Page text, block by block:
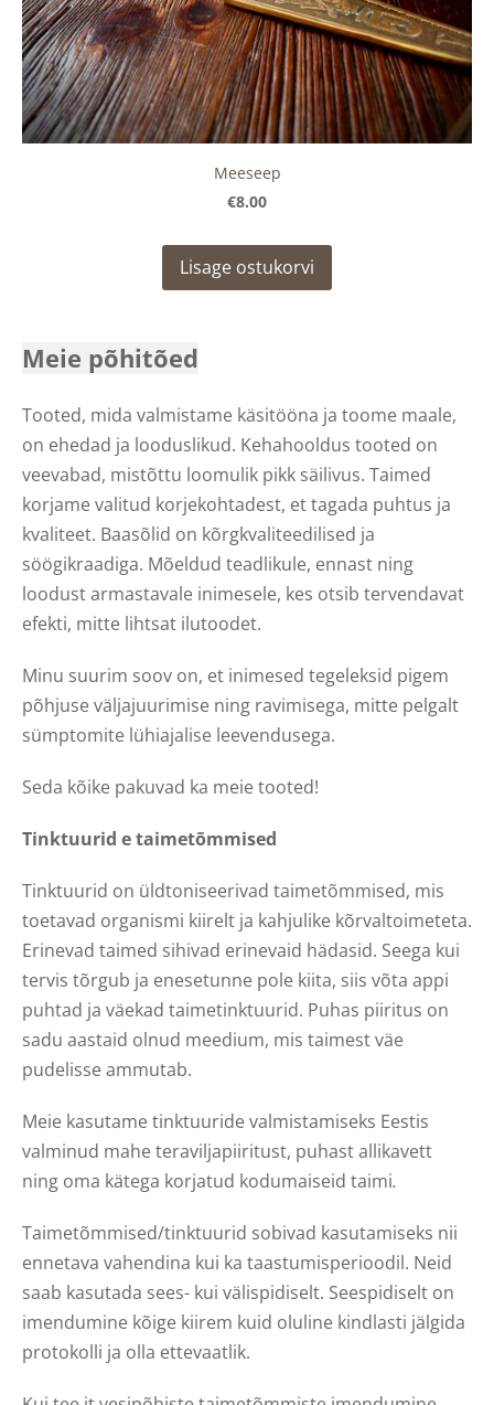
Meie põhitõed
Tooted, mida valmistame käsitööna ja toome maale,
on ehedad ja looduslikud. Kehahooldus tooted on
veevabad, mistõttu loomulik pikk säilivus. Taimed
korjame valitud korjekohtadest, et tagada puhtus ja
kvaliteet. Baasõlid on kõrgkvaliteedilised ja
söögikraadiga. Mõeldud teadlikule, ennast ning
loodust armastavale inimesele, kes otsib tervendavat
efekti, mitte lihtsat ilutoodet.
Minu suurim soov on, et inimesed tegeleksid pigem
põhjuse väljajuurimise ning ravimisega, mitte pelgalt
sümptomite lühiajalise leevendusega.
Seda kõike pakuvad ka meie tooted!
Tinktuurid e taimetõmmised
Tinktuurid on üldtoniseerivad taimetõmmised, mis
toetavad organismi kiirelt ja kahjulike kõrvaltoimeteta.
Erinevad taimed sihivad erinevaid hädasid. Seega kui
tervis tõrgub ja enesetunne pole kiita, siis võta appi
puhtad ja väekad taimetinktuurid. Puhas piiritus on
sadu aastaid olnud meedium, mis taimest väe
pudelisse ammutab.
Meie kasutame tinktuuride valmistamiseks Eestis
valminud mahe teraviljapiiritust, puhast allikavett
ning oma kätega korjatud kodumaiseid taimi.
Taimetõmmised/tinktuurid sobivad kasutamiseks nii
ennetava vahendina kui ka taastumisperioodil. Neid
saab kasutada sees- kui välispidiselt. Seespidiselt on
imendumine kõige kiirem kuid oluline kindlasti jälgida
protokolli ja olla ettevaatlik.
Meeseep
€8.00
Lisage ostukorvi